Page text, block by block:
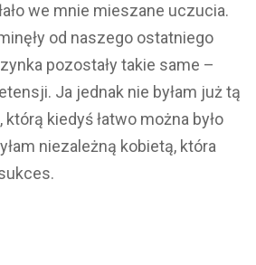
we mnie mieszane uczucia.
od naszego ostatniego
pozostały takie same –
Ja jednak nie byłam już tą
kiedyś łatwo można było
niezależną kobietą, która